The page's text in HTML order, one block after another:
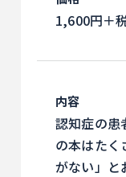
1,600円＋
内容
認知症の患
の本はたく
がない」と